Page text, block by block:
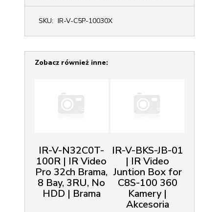
SKU: IR-V-C5P-10030X
Zobacz również inne:
IR-V-N32C0T-
100R | IR Video
Pro 32ch Brama,
8 Bay, 3RU, No
HDD | Brama
IR-V-BKS-JB-01
| IR Video
Juntion Box for
C8S-100 360
Kamery |
Akcesoria